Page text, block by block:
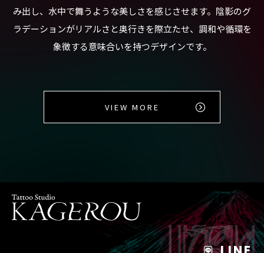
み出し、水中で舞うような美しさを感じさせます。陰影のグ
ラデーションがリアルさと奥行きを際立たせ、調和や循環を
象徴する意味合いを持つデザインです。
VIEW MORE